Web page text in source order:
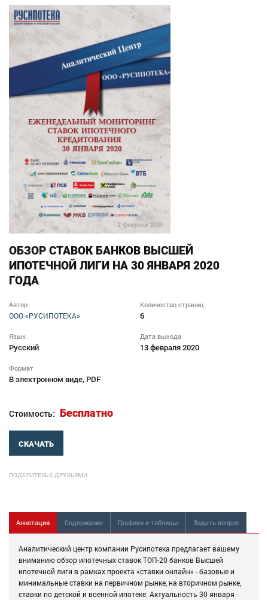
ОБЗОР СТАВОК БАНКОВ ВЫСШЕЙ
ИПОТЕЧНОЙ ЛИГИ НА 30 ЯНВАРЯ 2020
ГОДА
Автор
ООО «РУСИПОТЕКА»
Количество страниц
6
Язык
Русский
Дата выхода
13 февраля 2020
Формат
В электронном виде, PDF
Стоимость: Бесплатно
СКАЧАТЬ
ПОДЕЛИТЕСЬ С ДРУЗЬЯМИ
Аннотация Содержание Графики и таблицы Задать вопрос
Аналитический центр компании Русипотека предлагает вашему
вниманию обзор ипотечных ставок ТОП-20 банков Высшей
ипотечной лиги в рамках проекта «ставки онлайн» - базовые и
минимальные ставки на первичном рынке, на вторичном рынке,
ставки по детской и военной ипотеке. Актуальность 30 января